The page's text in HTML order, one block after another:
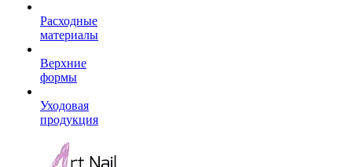
Расходные
материалы
Верхние
формы
Уходовая
продукция